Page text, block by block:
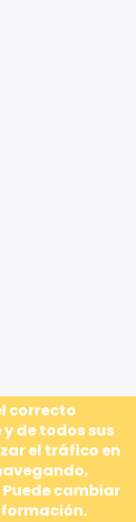
correcto
de todos sus
el tráfico en
cambiar